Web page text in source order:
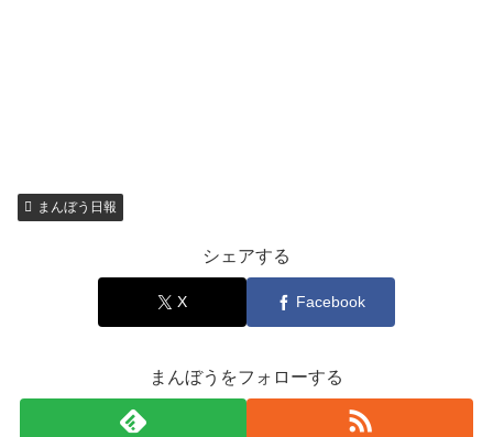
まんぼう日報
シェアする
X Facebook
まんぼうをフォローする